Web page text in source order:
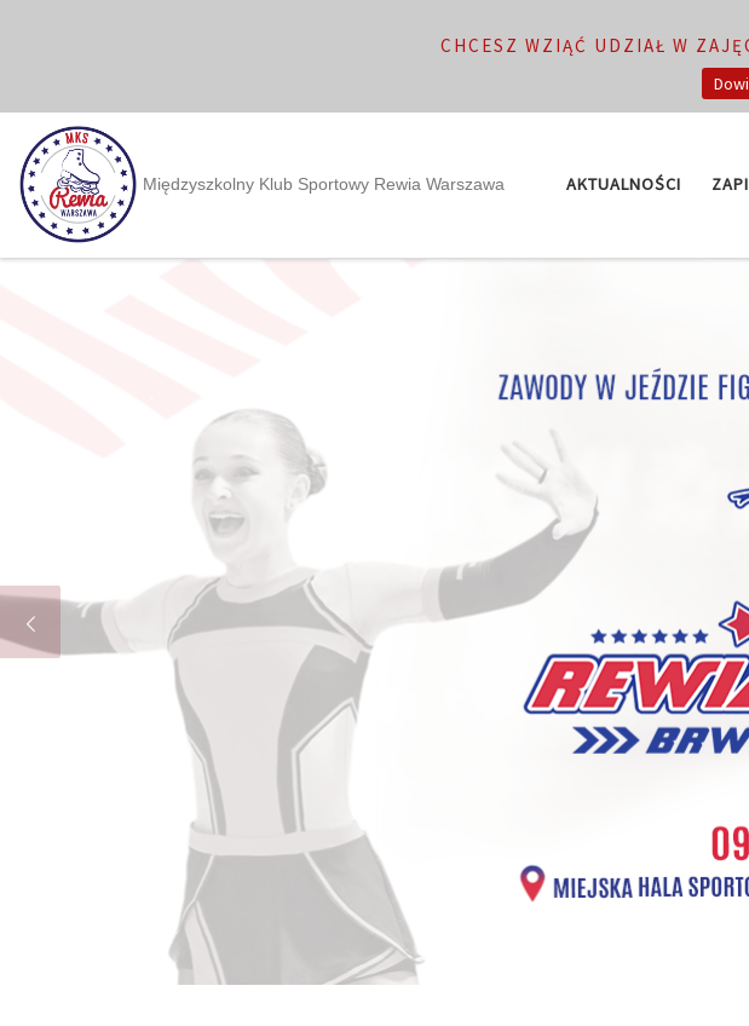
Międzyszkolny Klub Sportowy Rewia Warszawa AKTUALNOŚCI
CHCESZ WZIĄĆ UDZIAŁ W